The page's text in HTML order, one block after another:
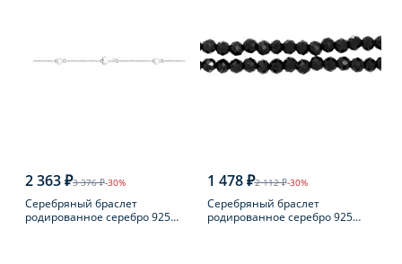
2 363 ₽3 376 ₽-30%
Серебряный браслет
родированное серебро 925
1 478 ₽2 112 ₽-30%
Серебряный браслет
родированное серебро 925